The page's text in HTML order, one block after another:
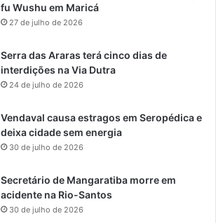
fu Wushu em Maricá
27 de julho de 2026
Serra das Araras terá cinco dias de
interdições na Via Dutra
24 de julho de 2026
Vendaval causa estragos em Seropédica e
deixa cidade sem energia
30 de julho de 2026
Secretário de Mangaratiba morre em
acidente na Rio-Santos
30 de julho de 2026